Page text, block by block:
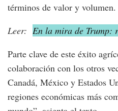
términos de valor y volumen.
Leer: En la mira de Trump:
Parte clave de este éxito
colaboración con los otros
Canadá, México y Estados
regiones económicas más